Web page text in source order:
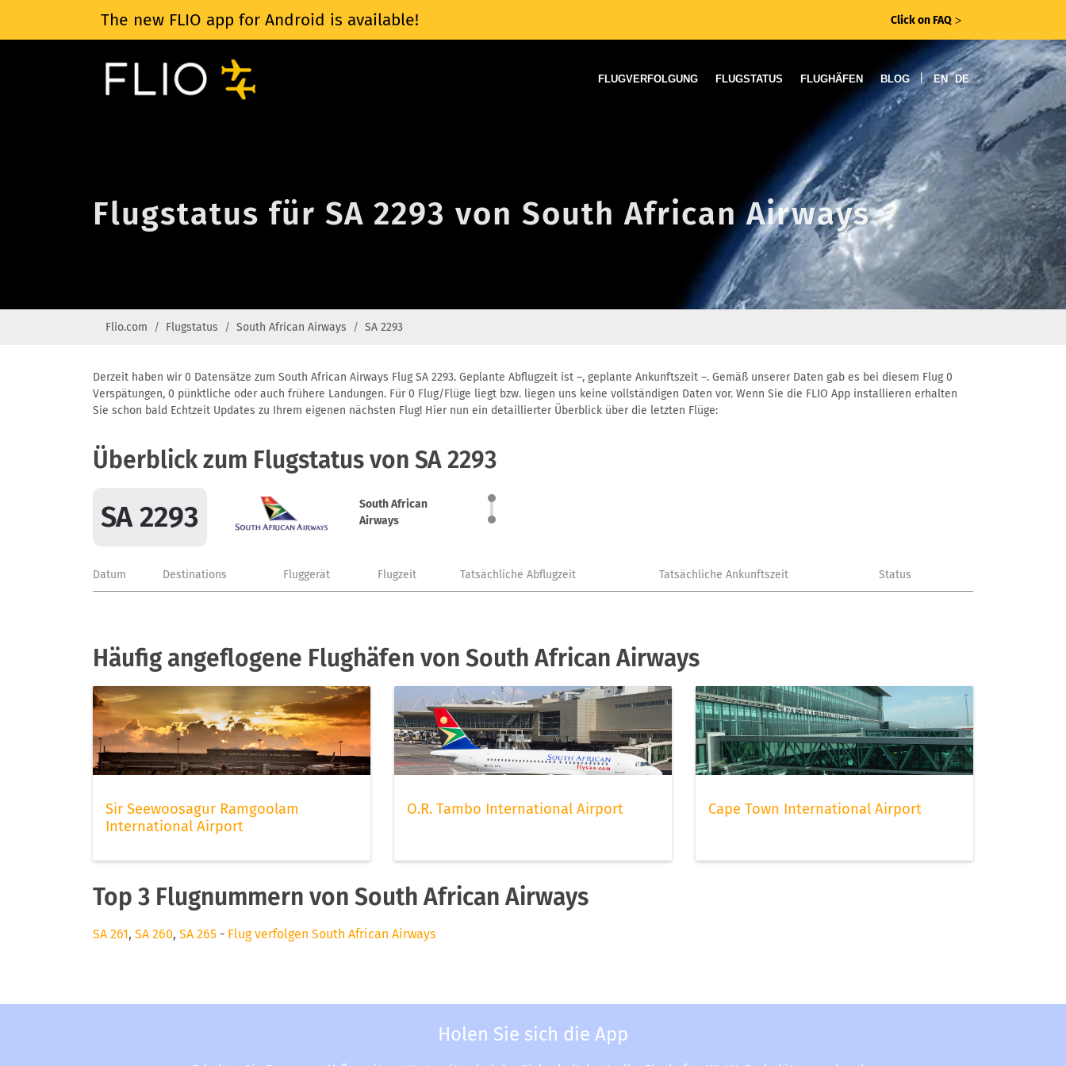
The new FLIO app for Android is available! Click on FAQ ᐳ
FLUGVERFOLGUNG FLUGSTATUS FLUGHÄFEN BLOG | EN DE
Flugstatus für SA 2293 von South African Airways
Flio.com Flugstatus South African Airways SA 2293
Derzeit haben wir 0 Datensätze zum South African Airways Flug SA 2293. Geplante Abflugzeit ist –, geplante Ankunftszeit –. Gemäß unserer Daten gab es bei diesem Flug 0
Verspätungen, 0 pünktliche oder auch frühere Landungen. Für 0 Flug/Flüge liegt bzw. liegen uns keine vollständigen Daten vor. Wenn Sie die FLIO App installieren erhalten
Sie schon bald Echtzeit Updates zu Ihrem eigenen nächsten Flug! Hier nun ein detaillierter Überblick über die letzten Flüge:
Überblick zum Flugstatus von SA 2293
SA 2293
South African
Airways
Datum Destinations Fluggerät Flugzeit Tatsächliche Abflugzeit Tatsächliche Ankunftszeit Status
Häufig angeflogene Flughäfen von South African Airways
Sir Seewoosagur Ramgoolam
International Airport
O.R. Tambo International Airport Cape Town International Airport
Top 3 Flugnummern von South African Airways
SA 261, SA 260, SA 265 - Flug verfolgen South African Airways
Holen Sie sich die App